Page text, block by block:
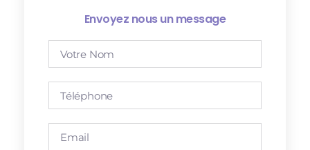
Envoyez nous un message